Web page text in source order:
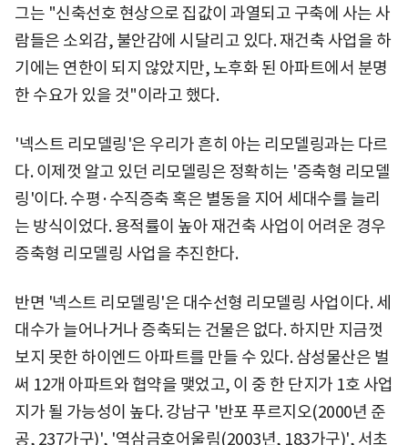
그는 "신축선호 현상으로 집값이 과열되고 구축에 사는 사
람들은 소외감, 불안감에 시달리고 있다. 재건축 사업을 하
기에는 연한이 되지 않았지만, 노후화 된 아파트에서 분명
한 수요가 있을 것"이라고 했다.
'넥스트 리모델링'은 우리가 흔히 아는 리모델링과는 다르
다. 이제껏 알고 있던 리모델링은 정확히는 '증축형 리모델
링'이다. 수평·수직증축 혹은 별동을 지어 세대수를 늘리
는 방식이었다. 용적률이 높아 재건축 사업이 어려운 경우
증축형 리모델링 사업을 추진한다.
반면 '넥스트 리모델링'은 대수선형 리모델링 사업이다. 세
대수가 늘어나거나 증축되는 건물은 없다. 하지만 지금껏
보지 못한 하이엔드 아파트를 만들 수 있다. 삼성물산은 벌
써 12개 아파트와 협약을 맺었고, 이 중 한 단지가 1호 사업
지가 될 가능성이 높다. 강남구 '반포 푸르지오(2000년 준
공, 237가구)', '역삼금호어울림(2003년, 183가구)', 서초